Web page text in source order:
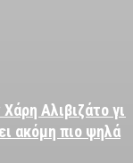
Αλιβιζάτο για
ακόμη πιο ψηλά